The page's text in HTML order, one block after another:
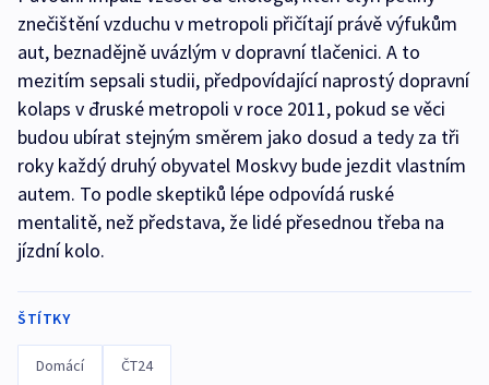
znečištění vzduchu v metropoli přičítají právě výfukům
aut, beznadějně uvázlým v dopravní tlačenici. A to
mezitím sepsali studii, předpovídající naprostý dopravní
kolaps v đruské metropoli v roce 2011, pokud se věci
budou ubírat stejným směrem jako dosud a tedy za tři
roky každý druhý obyvatel Moskvy bude jezdit vlastním
autem. To podle skeptiků lépe odpovídá ruské
mentalitě, než představa, že lidé přesednou třeba na
jízdní kolo.
ŠTÍTKY
Domácí ČT24